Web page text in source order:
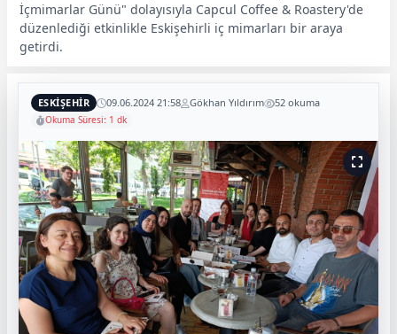
İçmimarlar Günü" dolayısıyla Capcul Coffee & Roastery'de
düzenlediği etkinlikle Eskişehirli iç mimarları bir araya
getirdi.
ESKİŞEHİR 09.06.2024 21:58 Gökhan Yıldırım 52 okuma
Okuma Süresi: 1 dk